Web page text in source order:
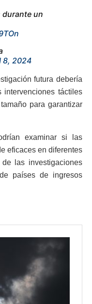
durante un
8, 2024
futura debería
táctiles
para garantizar
examinar si las
eficaces en diferentes
las investigaciones
países de ingresos